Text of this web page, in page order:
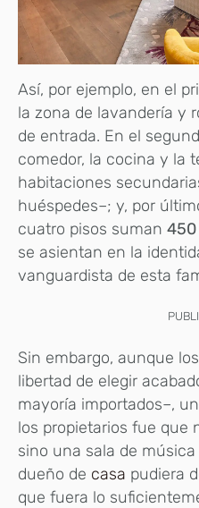
Así, por ejemplo, en el
la zona de lavandería y
de entrada. En el
comedor, la cocina y la
habitaciones
huéspedes–; y, por
cuatro pisos suman 450
se asientan en la
vanguardista de esta
Sin embargo, aunque
libertad de elegir
mayoría importados–,
los propietarios fue que
sino una sala de
dueño de casa pudiera
que fuera lo